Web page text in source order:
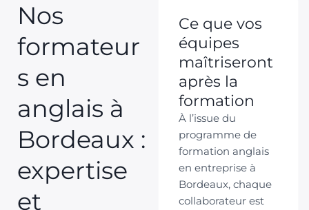
Nos
formateur
s en
anglais à
Bordeaux :
expertise
et
Ce que vos
équipes
maîtriseront
après la
formation
À l’issue du
programme de
formation anglais
en entreprise à
Bordeaux, chaque
collaborateur est